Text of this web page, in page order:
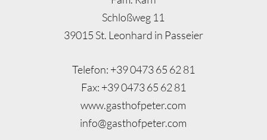
Schloßweg 11
39015 St. Leonhard in Passeier
Telefon: +39 0473 65 62 81
Fax: +39 0473 65 62 81
www.gasthofpeter.com
info@gasthofpeter.com